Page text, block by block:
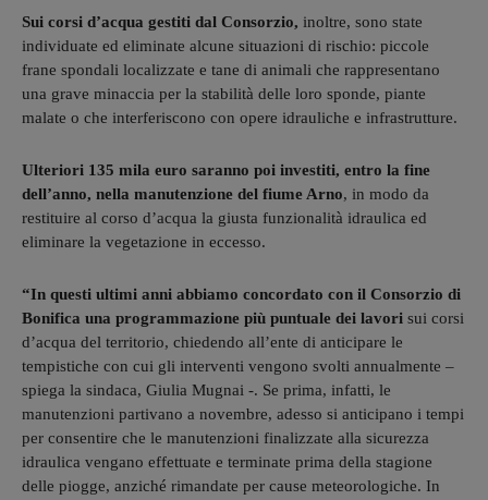
Sui corsi d’acqua gestiti dal Consorzio, inoltre, sono state
individuate ed eliminate alcune situazioni di rischio: piccole
frane spondali localizzate e tane di animali che rappresentano
una grave minaccia per la stabilità delle loro sponde, piante
malate o che interferiscono con opere idrauliche e infrastrutture.
Ulteriori 135 mila euro saranno poi investiti, entro la fine
dell’anno, nella manutenzione del fiume Arno, in modo da
restituire al corso d’acqua la giusta funzionalità idraulica ed
eliminare la vegetazione in eccesso.
“In questi ultimi anni abbiamo concordato con il Consorzio di
Bonifica una programmazione più puntuale dei lavori sui corsi
d’acqua del territorio, chiedendo all’ente di anticipare le
tempistiche con cui gli interventi vengono svolti annualmente –
spiega la sindaca, Giulia Mugnai -. Se prima, infatti, le
manutenzioni partivano a novembre, adesso si anticipano i tempi
per consentire che le manutenzioni finalizzate alla sicurezza
idraulica vengano effettuate e terminate prima della stagione
delle piogge, anziché rimandate per cause meteorologiche. In